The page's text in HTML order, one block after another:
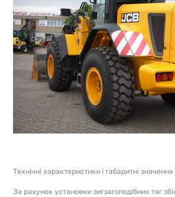
Технічні характеристики і габаритні значення
За рахунок установки зигзагоподібних тяг